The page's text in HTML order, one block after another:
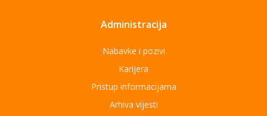
Administracija
Nabavke i pozivi
Karijera
Pristup informacijama
Arhiva vijesti